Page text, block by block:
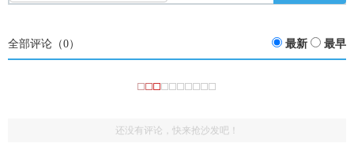
全部评论（0） 最新 最早
还没有评论，快来抢沙发吧！